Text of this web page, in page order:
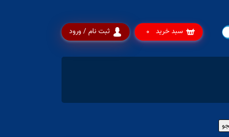
ثبت نام / ورود سبد خرید 0